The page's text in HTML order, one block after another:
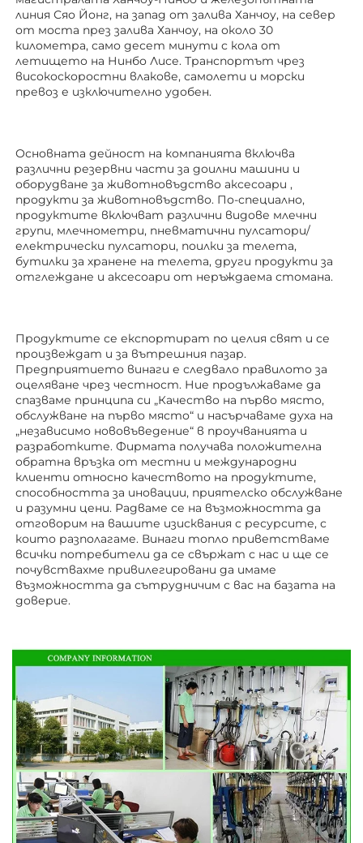
линия Сяо Йонг, на запад от залива Ханчоу, на север
от моста през залива Ханчоу, на около 30
километра, само десет минути с кола от
летището на Нинбо Лисе. Транспортът чрез
високоскоростни влакове, самолети и морски
превоз е изключително удобен.
Основната дейност на компанията включва
различни резервни части за доилни машини и
оборудване за животновъдство аксесоари ,
продукти за животновъдство. По-специално,
продуктите включват различни видове млечни
групи, млечнометри, пневматични пулсатори/
електрически пулсатори, поилки за телета,
бутилки за хранене на телета, други продукти за
отглеждане и аксесоари от неръждаема стомана.
Продуктите се експортират по целия свят и се
произвеждат и за вътрешния пазар.
Предприятието винаги е следвало правилото за
оцеляване чрез честност. Ние продължаваме да
спазваме принципа си „Качество на първо място,
обслужване на първо място“ и насърчаваме духа на
„независимо нововъведение“ в проучванията и
разработките. Фирмата получава положителна
обратна връзка от местни и международни
клиенти относно качеството на продуктите,
способността за иновации, приятелско обслужване
и разумни цени. Радваме се на възможността да
отговорим на вашите изисквания с ресурсите, с
които разполагаме. Винаги топло приветстваме
всички потребители да се свържат с нас и ще се
почувствахме привилегировани да имаме
възможността да сътрудничим с вас на базата на
доверие.